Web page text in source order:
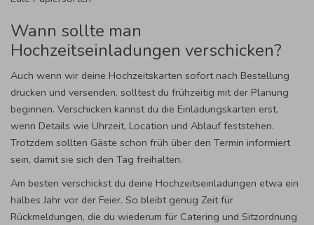
Wann sollte man
Hochzeitseinladungen verschicken?
Auch wenn wir deine Hochzeitskarten sofort nach Bestellung
drucken und versenden, solltest du frühzeitig mit der Planung
beginnen. Verschicken kannst du die Einladungskarten erst,
wenn Details wie Uhrzeit, Location und Ablauf feststehen.
Trotzdem sollten Gäste schon früh über den Termin informiert
sein, damit sie sich den Tag freihalten.
Am besten verschickst du deine Hochzeitseinladungen etwa ein
halbes Jahr vor der Feier. So bleibt genug Zeit für
Rückmeldungen, die du wiederum für Catering und Sitzordnung